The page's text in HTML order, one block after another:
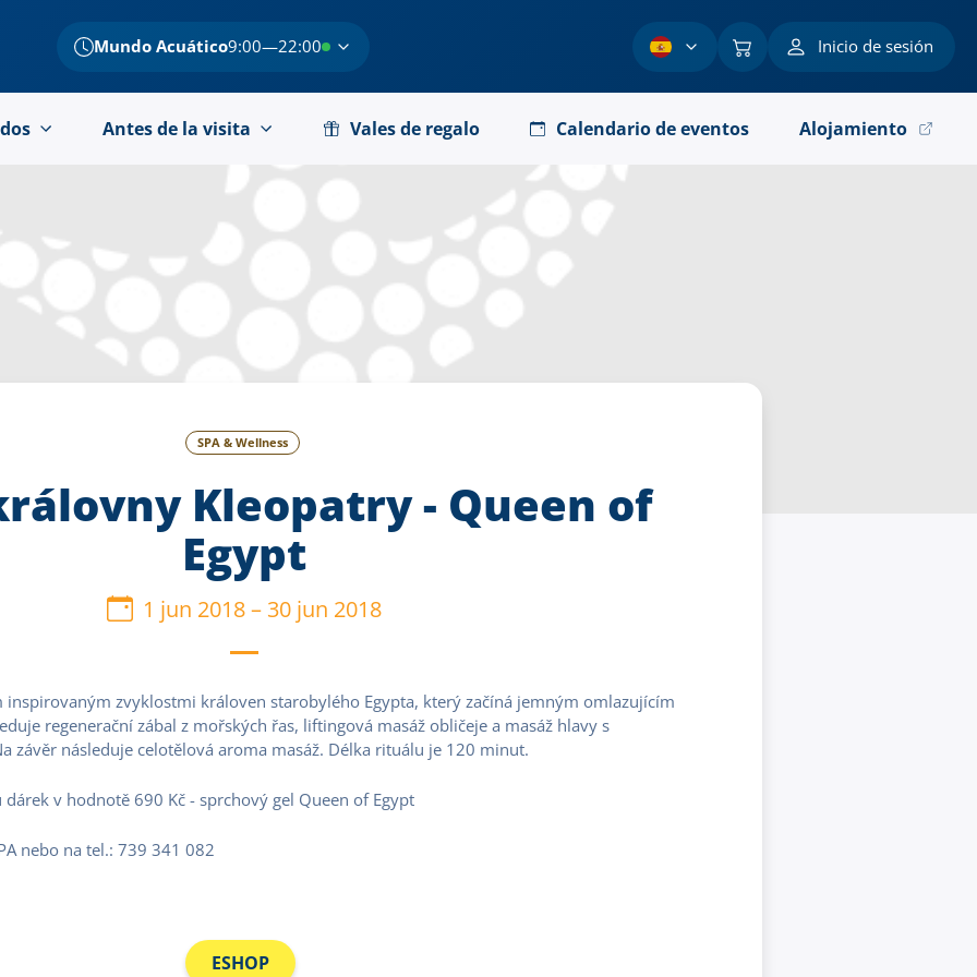
Mundo Acuático9:00—22:00 Inicio de sesión
Antes de la visita Vales de regalo Calendario de eventos Alojamiento
SPA & Wellness
Kleopatry - Queen of
Egypt
1 jun 2018– 30 jun 2018
inspirovaným zvyklostmi královen starobylého Egypta, který začíná jemným omlazujícím
regenerační zábal z mořských řas, liftingová masáž obličeje a masáž hlavy s
závěr následuje celotělová aroma masáž. Délka rituálu je 120 minut.
v hodnotě 690 Kč - sprchový gel Queen of Egypt
nebo na tel.: 739 341 082
ESHOP